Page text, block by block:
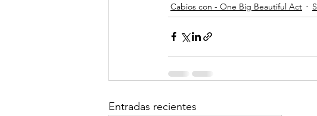
Cabios con - One Big Beautiful Act
Entradas recientes